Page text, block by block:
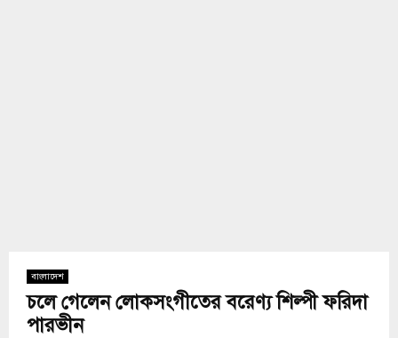
বাংলাদেশ
চলে গেলেন লোকসংগীতের বরেণ্য শিল্পী ফরিদা
পারভীন